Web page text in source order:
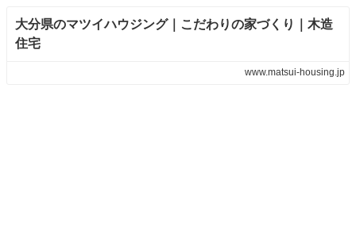
大分県のマツイハウジング｜こだわりの家づくり｜木造
住宅
www.matsui-housing.jp